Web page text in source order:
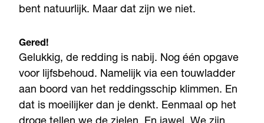
bent natuurlijk. Maar dat zijn we niet.
Gered!
Gelukkig, de redding is nabij. Nog één opgave
voor lijfsbehoud. Namelijk via een touwladder
aan boord van het reddingsschip klimmen. En
dat is moeilijker dan je denkt. Eenmaal op het